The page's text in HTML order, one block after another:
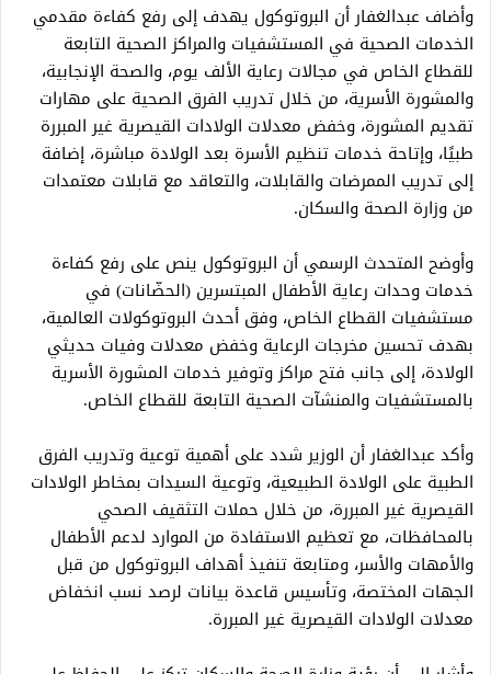
وأضاف عبدالغفار أن البروتوكول يهدف إلى رفع كفاءة مقدمي
الخدمات الصحية في المستشفيات والمراكز الصحية التابعة
للقطاع الخاص في مجالات رعاية الألف يوم، والصحة الإنجابية،
والمشورة الأسرية، من خلال تدريب الفرق الصحية على مهارات
تقديم المشورة، وخفض معدلات الولادات القيصرية غير المبررة
طبيًا، وإتاحة خدمات تنظيم الأسرة بعد الولادة مباشرة، إضافة
إلى تدريب الممرضات والقابلات، والتعاقد مع قابلات معتمدات
من وزارة الصحة والسكان.
وأوضح المتحدث الرسمي أن البروتوكول ينص على رفع كفاءة
خدمات وحدات رعاية الأطفال المبتسرين (الحضّانات) في
مستشفيات القطاع الخاص، وفق أحدث البروتوكولات العالمية،
بهدف تحسين مخرجات الرعاية وخفض معدلات وفيات حديثي
الولادة، إلى جانب فتح مراكز وتوفير خدمات المشورة الأسرية
بالمستشفيات والمنشآت الصحية التابعة للقطاع الخاص.
وأكد عبدالغفار أن الوزير شدد على أهمية توعية وتدريب الفرق
الطبية على الولادة الطبيعية، وتوعية السيدات بمخاطر الولادات
القيصرية غير المبررة، من خلال حملات التثقيف الصحي
بالمحافظات، مع تعظيم الاستفادة من الموارد لدعم الأطفال
والأمهات والأسر، ومتابعة تنفيذ أهداف البروتوكول من قبل
الجهات المختصة، وتأسيس قاعدة بيانات لرصد نسب انخفاض
معدلات الولادات القيصرية غير المبررة.